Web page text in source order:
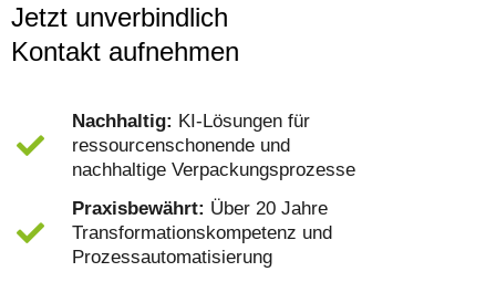
Jetzt unverbindlich
Kontakt aufnehmen
Nachhaltig: KI-Lösungen für
ressourcenschonende und
nachhaltige Verpackungsprozesse
Praxisbewährt: Über 20 Jahre
Transformationskompetenz und
Prozessautomatisierung